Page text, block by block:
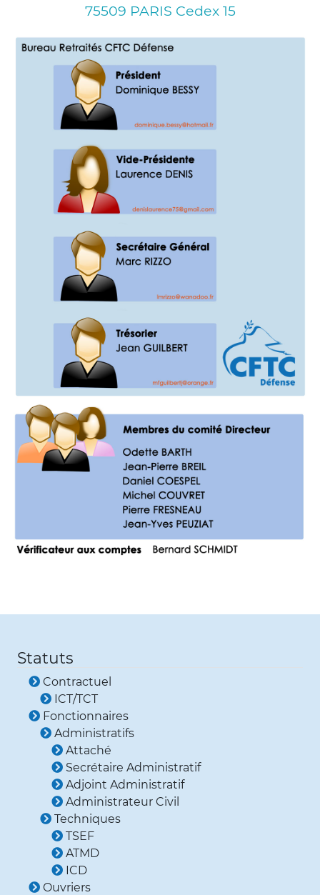
75509 PARIS Cedex 15
Statuts
Contractuel
ICT/TCT
Fonctionnaires
Administratifs
Attaché
Secrétaire Administratif
Adjoint Administratif
Administrateur Civil
Techniques
TSEF
ATMD
ICD
Ouvriers